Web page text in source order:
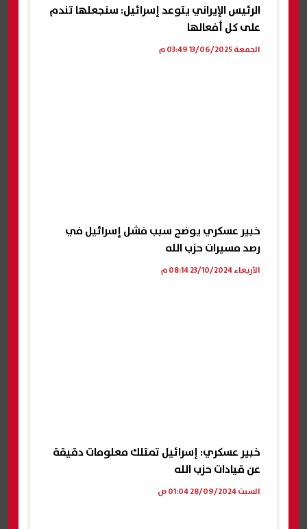
الرئيس الإيراني يتوعد إسرائيل: سنجعلها تندم
على كل أفعالها
الجمعة 13/06/2025 03:49 م
خبير عسكري يوضح سبب فشل إسرائيل في
رصد مسيرات حزب الله
الأربعاء 23/10/2024 08:14 م
خبير عسكري: إسرائيل تمتلك معلومات دقيقة
عن قيادات حزب الله
السبت 28/09/2024 01:04 ص